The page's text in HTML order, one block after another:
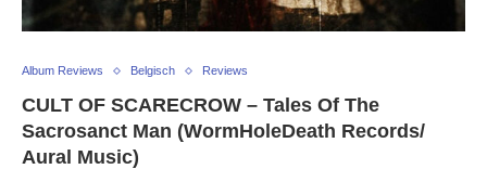
Album Reviews Belgisch Reviews
CULT OF SCARECROW – Tales Of The
Sacrosanct Man (WormHoleDeath Records/
Aural Music)